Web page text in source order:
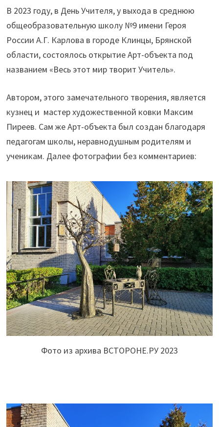
В 2023 году, в День Учителя, у выхода в среднюю
общеобразовательную школу №9 имени Героя
России А.Г. Карлова в городе Клинцы, Брянской
области, состоялось открытие Арт-объекта под
названием «Весь этот мир творит Учитель».
Автором, этого замечательного творения, является
кузнец и мастер художественной ковки Максим
Пиреев. Сам же Арт-объекта был создан благодаря
педагогам школы, неравнодушным родителям и
ученикам. Далее фотографии без комментариев:
Фото из архива ВСТОРОНЕ.РУ 2023